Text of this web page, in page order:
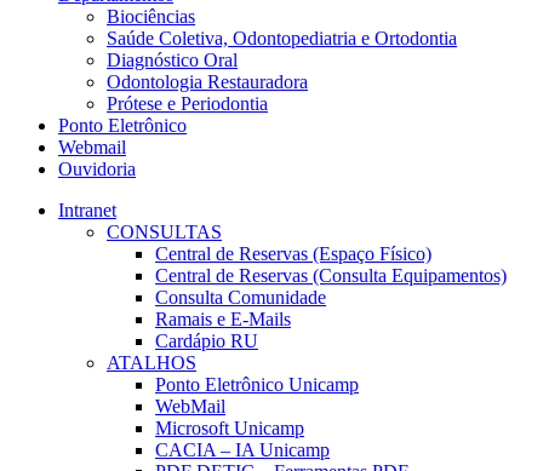
Biociências
Saúde Coletiva, Odontopediatria e Ortodontia
Diagnóstico Oral
Odontologia Restauradora
Prótese e Periodontia
Ponto Eletrônico
Webmail
Ouvidoria
Intranet
CONSULTAS
Central de Reservas (Espaço Físico)
Central de Reservas (Consulta Equipamentos)
Consulta Comunidade
Ramais e E-Mails
Cardápio RU
ATALHOS
Ponto Eletrônico Unicamp
WebMail
Microsoft Unicamp
CACIA – IA Unicamp